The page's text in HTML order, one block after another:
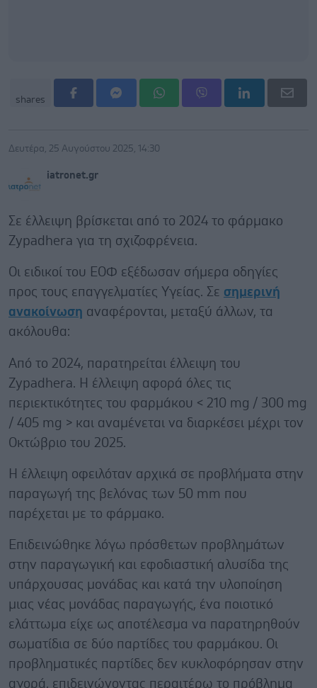
shares
Δευτέρα, 25 Αυγούστου 2025, 14:30
iatronet.gr
Σε έλλειψη βρίσκεται από το 2024 το φάρμακο
Zypadhera για τη σχιζοφρένεια.
Οι ειδικοί του ΕΟΦ εξέδωσαν σήμερα οδηγίες
προς τους επαγγελματίες Υγείας. Σε σημερινή
ανακοίνωση αναφέρονται, μεταξύ άλλων, τα
ακόλουθα:
Από το 2024, παρατηρείται έλλειψη του
Zypadhera. Η έλλειψη αφορά όλες τις
περιεκτικότητες του φαρμάκου < 210 mg / 300 mg
/ 405 mg > και αναμένεται να διαρκέσει μέχρι τον
Οκτώβριο του 2025.
Η έλλειψη οφειλόταν αρχικά σε προβλήματα στην
παραγωγή της βελόνας των 50 mm που
παρέχεται με το φάρμακο.
Eπιδεινώθηκε λόγω πρόσθετων προβλημάτων
στην παραγωγική και εφοδιαστική αλυσίδα της
υπάρχουσας μονάδας και κατά την υλοποίηση
μιας νέας μονάδας παραγωγής, ένα ποιοτικό
ελάττωμα είχε ως αποτέλεσμα να παρατηρηθούν
σωματίδια σε δύο παρτίδες του φαρμάκου. Οι
προβληματικές παρτίδες δεν κυκλοφόρησαν στην
αγορά, επιδεινώνοντας περαιτέρω το πρόβλημα